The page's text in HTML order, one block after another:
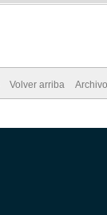
Volver arriba